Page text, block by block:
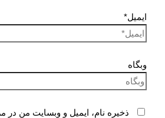
ایمیل*
وبگاه
ذخیره نام، ایمیل و وبسایت من در